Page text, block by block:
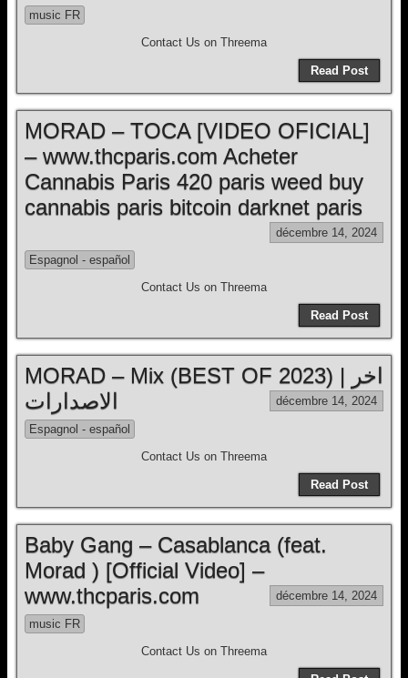
music FR
Contact Us on Threema
Read Post
MORAD – TOCA [VIDEO OFICIAL]
– www.thcparis.com Acheter
Cannabis Paris 420 paris weed buy
cannabis paris bitcoin darknet paris
décembre 14, 2024
Espagnol - español
Contact Us on Threema
Read Post
MORAD – Mix (BEST OF 2023) | اخر
الاصدارات
décembre 14, 2024
Espagnol - español
Contact Us on Threema
Read Post
Baby Gang – Casablanca (feat.
Morad ) [Official Video] –
www.thcparis.com
décembre 14, 2024
music FR
Contact Us on Threema